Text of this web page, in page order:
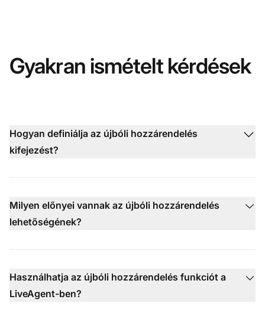
Gyakran ismételt kérdések
Hogyan definiálja az újbóli hozzárendelés
kifejezést?
Milyen előnyei vannak az újbóli hozzárendelés
lehetőségének?
Használhatja az újbóli hozzárendelés funkciót a
LiveAgent-ben?